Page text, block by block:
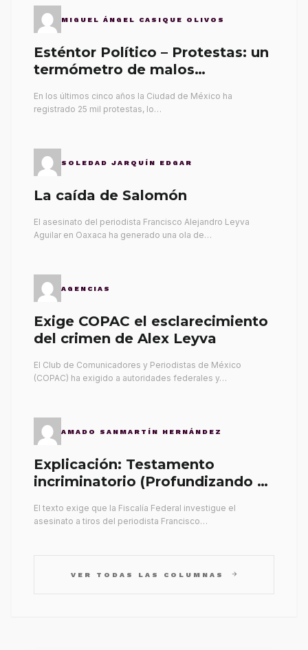
MIGUEL ÁNGEL CASIQUE OLIVOS
Esténtor Político – Protestas: un
termómetro de malos
En los últimos cinco años la Ciudad de México ha
registrado 25 mil protestas, lo…
SOLEDAD JARQUÍN EDGAR
La caída de Salomón
El asesinato del periodista Francisco Alejandro Leyva
Aguilar en Oaxaca ha generado una ola de…
AGENCIAS
Exige COPAC el esclarecimiento
del crimen de Alex Leyva
El Club de Comunicadores y Periodistas de México
(COPAC) ha exigido a autoridades federales y…
AMADO SANMARTÍN HERNÁNDEZ
Explicación: Testamento
incriminatorio (Profundizando su
El texto exige que la Fiscalía Federal investigue el
asesinato a tiros del periodista Francisco…
VER TODAS LAS COLUMNAS arrow_forward